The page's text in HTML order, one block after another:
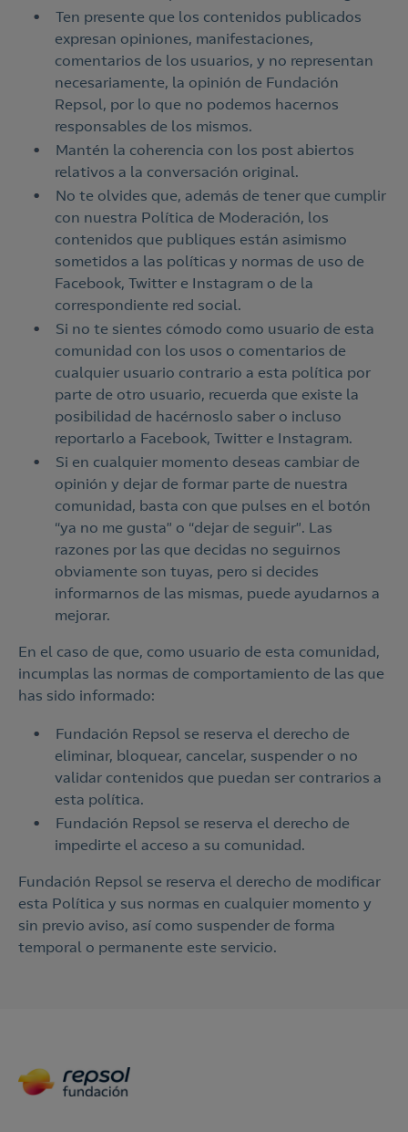
Ten presente que los contenidos publicados
expresan opiniones, manifestaciones,
comentarios de los usuarios, y no representan
necesariamente, la opinión de Fundación
Repsol, por lo que no podemos hacernos
responsables de los mismos.
Mantén la coherencia con los post abiertos
relativos a la conversación original.
No te olvides que, además de tener que cumplir
con nuestra Política de Moderación, los
contenidos que publiques están asimismo
sometidos a las políticas y normas de uso de
Facebook, Twitter e Instagram o de la
correspondiente red social.
Si no te sientes cómodo como usuario de esta
comunidad con los usos o comentarios de
cualquier usuario contrario a esta política por
parte de otro usuario, recuerda que existe la
posibilidad de hacérnoslo saber o incluso
reportarlo a Facebook, Twitter e Instagram.
Si en cualquier momento deseas cambiar de
opinión y dejar de formar parte de nuestra
comunidad, basta con que pulses en el botón
“ya no me gusta” o “dejar de seguir”. Las
razones por las que decidas no seguirnos
obviamente son tuyas, pero si decides
informarnos de las mismas, puede ayudarnos a
mejorar.
En el caso de que, como usuario de esta comunidad,
incumplas las normas de comportamiento de las que
has sido informado:
Fundación Repsol se reserva el derecho de
eliminar, bloquear, cancelar, suspender o no
validar contenidos que puedan ser contrarios a
esta política.
Fundación Repsol se reserva el derecho de
impedirte el acceso a su comunidad.
Fundación Repsol se reserva el derecho de modificar
esta Política y sus normas en cualquier momento y
sin previo aviso, así como suspender de forma
temporal o permanente este servicio.